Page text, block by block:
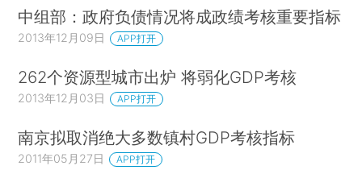
中组部：政府负债情况将成政绩考核重要指标
2013年12月09日 APP打开
262个资源型城市出炉 将弱化GDP考核
2013年12月03日 APP打开
南京拟取消绝大多数镇村GDP考核指标
2011年05月27日 APP打开